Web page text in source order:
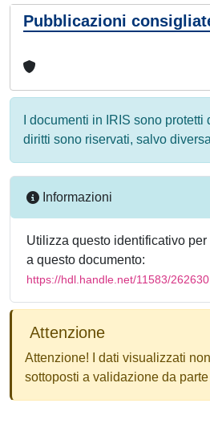
Pubblicazioni
I documenti in IRIS sono
diritti sono riservati, salvo
Informazioni
Utilizza questo identificativo
a questo documento:
https://hdl.handle.net/11583/
Attenzione
Attenzione! I dati visualizzati
sottoposti a validazione da